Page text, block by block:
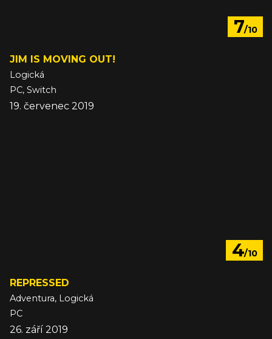
7/10
JIM IS MOVING OUT!
Logická
PC, Switch
19. červenec 2019
4/10
REPRESSED
Adventura, Logická
PC
26. září 2019